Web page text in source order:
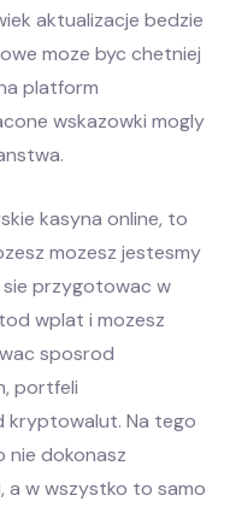
aktualizacje bedzie
moze byc chetniej
platform
wskazowki mogly
kasyna online, to
mozesz jestesmy
sie przygotowac w
wplat i mozesz
sposrod
portfeli
kryptowalut. Na tego
nie dokonasz
w wszystko to samo